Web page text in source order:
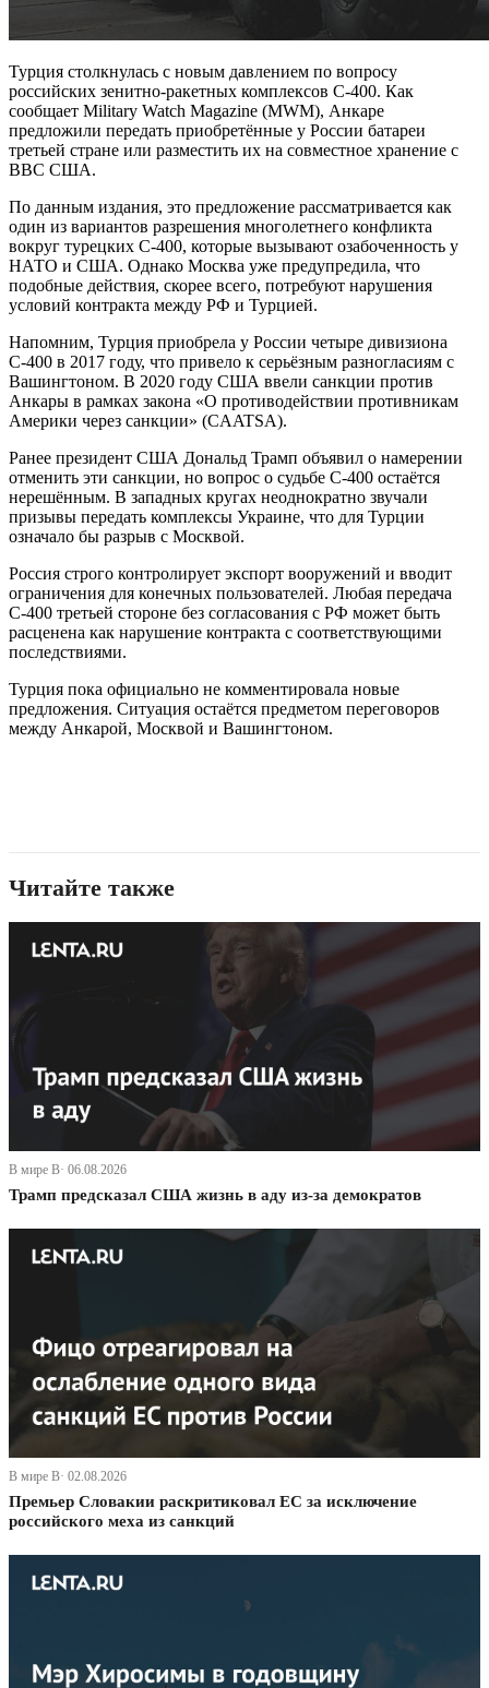
Турция столкнулась с новым давлением по вопросу
российских зенитно-ракетных комплексов С-400. Как
сообщает Military Watch Magazine (MWM), Анкаре
предложили передать приобретённые у России батареи
третьей стране или разместить их на совместное хранение с
ВВС США.
По данным издания, это предложение рассматривается как
один из вариантов разрешения многолетнего конфликта
вокруг турецких С-400, которые вызывают озабоченность у
НАТО и США. Однако Москва уже предупредила, что
подобные действия, скорее всего, потребуют нарушения
условий контракта между РФ и Турцией.
Напомним, Турция приобрела у России четыре дивизиона
С-400 в 2017 году, что привело к серьёзным разногласиям с
Вашингтоном. В 2020 году США ввели санкции против
Анкары в рамках закона «О противодействии противникам
Америки через санкции» (CAATSA).
Ранее президент США Дональд Трамп объявил о намерении
отменить эти санкции, но вопрос о судьбе С-400 остаётся
нерешённым. В западных кругах неоднократно звучали
призывы передать комплексы Украине, что для Турции
означало бы разрыв с Москвой.
Россия строго контролирует экспорт вооружений и вводит
ограничения для конечных пользователей. Любая передача
С-400 третьей стороне без согласования с РФ может быть
расценена как нарушение контракта с соответствующими
последствиями.
Турция пока официально не комментировала новые
предложения. Ситуация остаётся предметом переговоров
между Анкарой, Москвой и Вашингтоном.
Читайте также
В мире В· 06.08.2026
Трамп предсказал США жизнь в аду из-за демократов
В мире В· 02.08.2026
Премьер Словакии раскритиковал ЕС за исключение
российского меха из санкций